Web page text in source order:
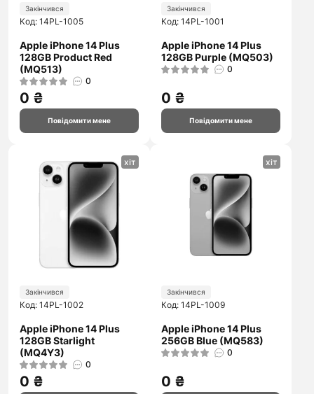
Закінчився
Код: 14PL-1005
Apple iPhone 14 Plus
128GB Product Red
(MQ513)
0
0 ₴
Повідомити мене
Закінчився
Код: 14PL-1001
Apple iPhone 14 Plus
128GB Purple (MQ503)
0
0 ₴
Повідомити мене
хіт
Закінчився
Код: 14PL-1002
Apple iPhone 14 Plus
128GB Starlight
(MQ4Y3)
0
0 ₴
хіт
Закінчився
Код: 14PL-1009
Apple iPhone 14 Plus
256GB Blue (MQ583)
0
0 ₴